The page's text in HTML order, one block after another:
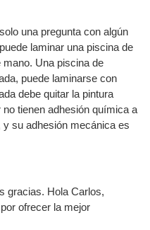
una pregunta con algún
laminar una piscina de
Una piscina de
puede laminarse con
debe quitar la pintura
tienen adhesión química a
su adhesión mecánica es
gracias. Hola Carlos,
ofrecer la mejor